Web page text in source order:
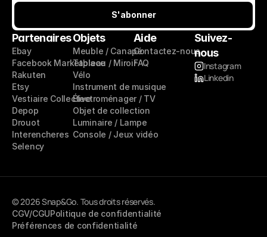
S'abonner
Partenaires
Ebay
Facebook Marketplace
Rakuten
Etsy
Vestiaire Collective
Depop
Drouot
Interencheres
Selency
Objets
Meuble / Canapé
Tableau / Miroir
Vélo
Instrument de musique
Électroménager / TV
Objet de collection
Luminaire / Lampe
Console / Jeux vidéo
Aide
Contactez-nous
FAQ
Suivez-
nous
Instagram
Linkedin
© 2026 Snap&Go. Tous droits réservés.
CGV/CGUPolitique de confidentialité
Préférences de confidentialité